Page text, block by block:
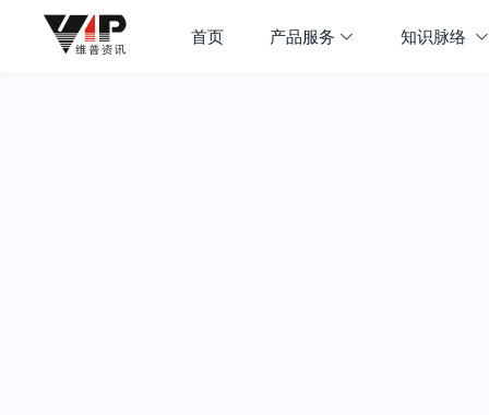
首页 产品服务 知识脉络